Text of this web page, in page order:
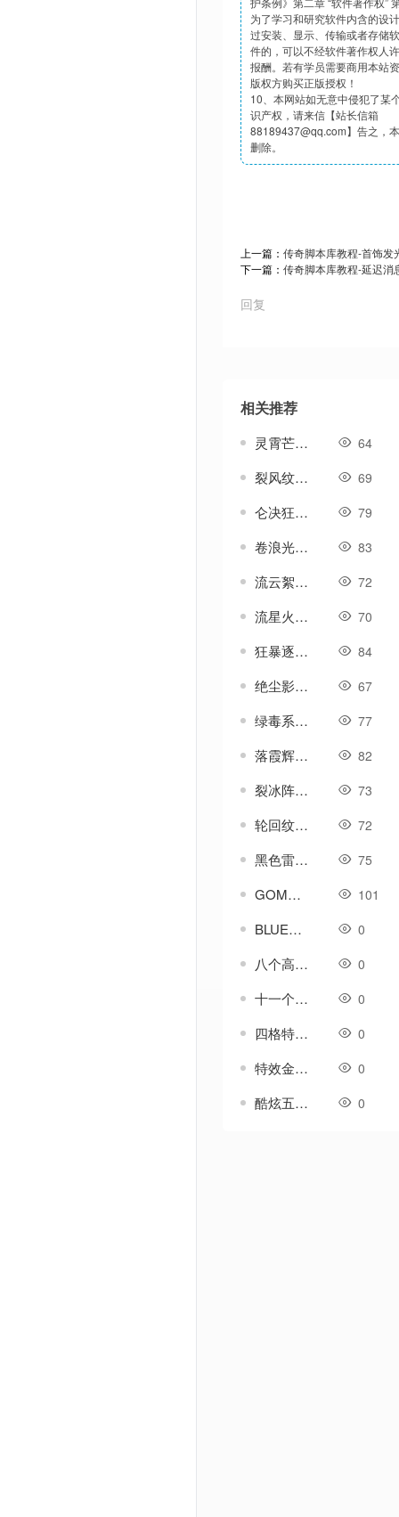
为了学习和研究软件内含的设
过安装、显示、传输或者存储
件的，可以不经软件著作权人
报酬。若有学员需要商用本站
版权方购买正版授权！
10、本网站如无意中侵犯了某
识产权，请来信【站长信箱
88189437@qq.com】告之，
删除。
上一篇： 传奇脚本库教程-首饰发
下一篇： 传奇脚本库教程-延迟消
回复
相关推荐
灵霄芒-传奇特效素材 64
裂风纹-传奇特效素材 69
仑决狂雷紫电心灵锁链等等-传奇特效素材 79
卷浪光-传奇特效素材 83
流云絮-传奇特效素材 72
流星火雨-传奇特效素材 70
狂暴逐日剑法-传奇特效素材 84
绝尘影-传奇特效素材 67
绿毒系列技能-传奇特效素材 77
落霞辉-传奇特效素材 82
裂冰阵法-传奇特效素材 73
轮回纹-传奇特效素材 72
黑色雷霆战甲成品-静态内观衣服素材 75
GOM引擎ESP插件-装备拓印-收录-收集 101
BLUE引擎-珍宝图鉴-装备收集-奖励属性 0
八个高清特效盾牌素材-无外观 0
十一个特效盾牌素材-无外观 0
四格特效盾牌素材-送环绕素材 0
特效金黄-白银特效盾牌素材-无外观 0
酷炫五个特效盾牌素材-无外观 0